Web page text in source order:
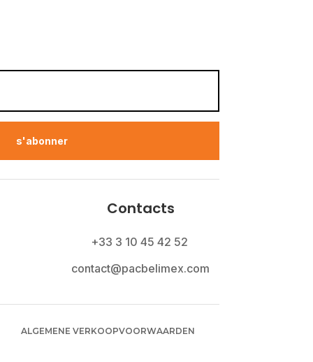
s'abonner
Contacts
+33 3 10 45 42 52
contact@pacbelimex.com
ALGEMENE VERKOOPVOORWAARDEN